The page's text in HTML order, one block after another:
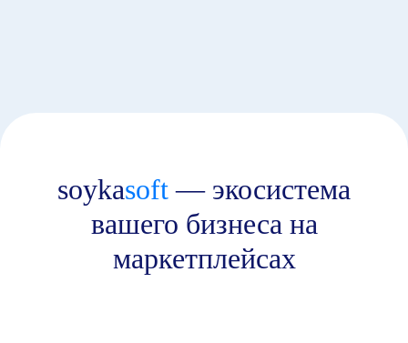
soykasoft— экосистема
вашего бизнеса на
маркетплейсах